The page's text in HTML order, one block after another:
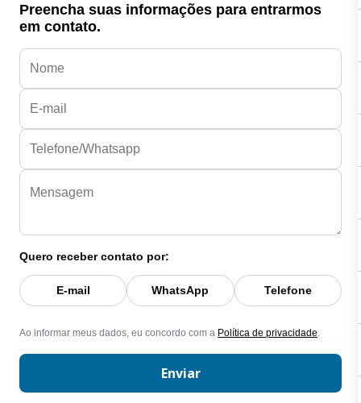
Preencha suas informações para entrarmos
em contato.
Quero receber contato por:
E-mail WhatsApp Telefone
Ao informar meus dados, eu concordo com a Política de privacidade
Enviar